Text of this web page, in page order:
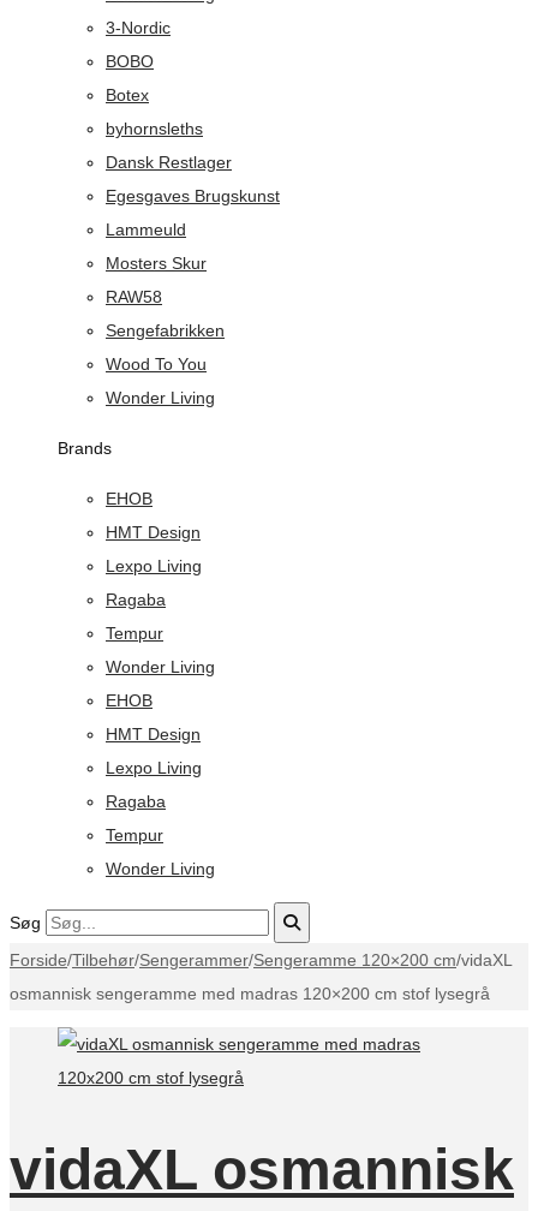
3-Nordic
BOBO
Botex
byhornsleths
Dansk Restlager
Egesgaves Brugskunst
Lammeuld
Mosters Skur
RAW58
Sengefabrikken
Wood To You
Wonder Living
Brands
EHOB
HMT Design
Lexpo Living
Ragaba
Tempur
Wonder Living
EHOB
HMT Design
Lexpo Living
Ragaba
Tempur
Wonder Living
Søg
Forside/Tilbehør/Sengerammer/Sengeramme 120×200 cm/vidaXL
osmannisk sengeramme med madras 120×200 cm stof lysegrå
vidaXL osmannisk